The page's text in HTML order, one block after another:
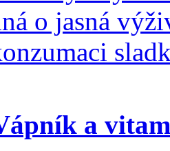
o jasná
a